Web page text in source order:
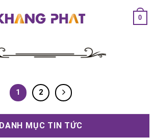
0
1 2
DANH MỤC TIN TỨC